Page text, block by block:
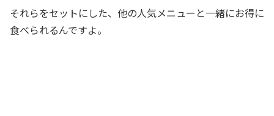
それらをセットにした、他の人気メニューと一緒にお得に
食べられるんですよ。